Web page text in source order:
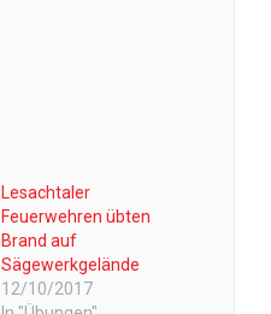
Lesachtaler
Feuerwehren übten
Brand auf
Sägewerkgelände
12/10/2017